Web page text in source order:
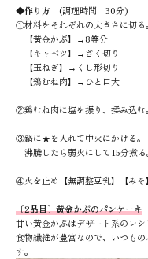
◆作り方 (調理時間 30分)
①材料をそれぞれの大きさに切る。
【黄金かぶ】→8等分
【キャベツ】→ざく切り
【玉ねぎ】→くし形切り
【鶏むね肉】→ひと口大
②鶏むね肉に塩を振り、揉み込む。
③鍋に★を入れて中火にかける。
沸騰したら弱火にして15分煮る
④火を止め【無調整豆乳】【みそ
〔2品目〕黄金かぶのパンケーキ
甘い黄金かぶはデザート系のレ
食物繊維が豊富なので、いつも
す。